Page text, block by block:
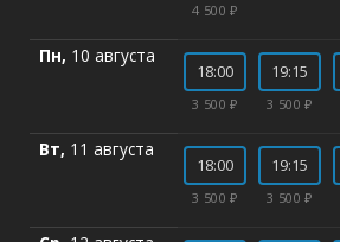
4 500 ₽
Пн, 10 августа
18:00
3 500 ₽
19:15
3 500 ₽
Вт, 11 августа
18:00
3 500 ₽
19:15
3 500 ₽